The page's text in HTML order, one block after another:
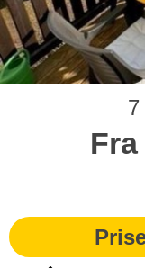
7
Fra